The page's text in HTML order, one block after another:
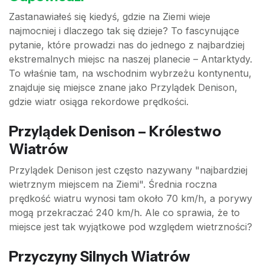
Zastanawiałeś się kiedyś, gdzie na Ziemi wieje
najmocniej i dlaczego tak się dzieje? To fascynujące
pytanie, które prowadzi nas do jednego z najbardziej
ekstremalnych miejsc na naszej planecie – Antarktydy.
To właśnie tam, na wschodnim wybrzeżu kontynentu,
znajduje się miejsce znane jako Przylądek Denison,
gdzie wiatr osiąga rekordowe prędkości.
Przylądek Denison – Królestwo
Wiatrów
Przylądek Denison jest często nazywany "najbardziej
wietrznym miejscem na Ziemi". Średnia roczna
prędkość wiatru wynosi tam około 70 km/h, a porywy
mogą przekraczać 240 km/h. Ale co sprawia, że to
miejsce jest tak wyjątkowe pod względem wietrzności?
Przyczyny Silnych Wiatrów